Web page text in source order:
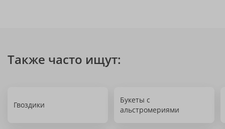
Также часто ищут:
Гвоздики
Букеты с
альстромериями